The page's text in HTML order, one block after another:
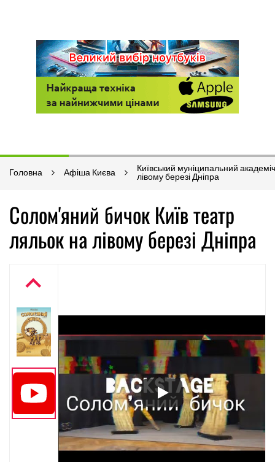
Головна Афіша Києва
Київський муніципальний
лівому березі Дніпра
Солом'яний бичок Київ театр
ляльок на лівому березі Дніпра